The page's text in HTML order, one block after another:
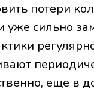
потери
уже сильно
еще в